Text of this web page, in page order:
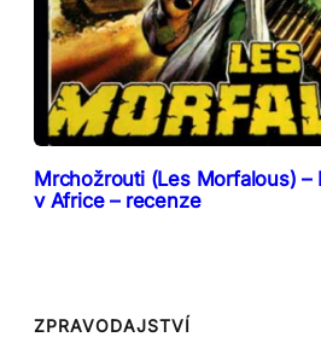
Mrchožrouti (Les Morfalous) –
v Africe – recenze
ZPRAVODAJSTVÍ